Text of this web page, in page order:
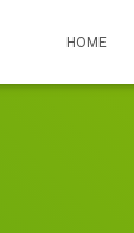
HOME